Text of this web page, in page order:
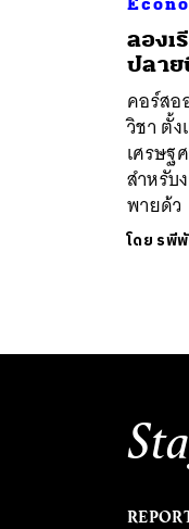
ลองเ
ปลา
คอร์สอ
วิชา ตั้
เศรษฐ
สำหรับ
พายด้ว
โดย รพี